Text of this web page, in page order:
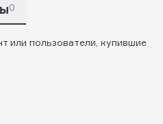
0
или пользователи, купившие